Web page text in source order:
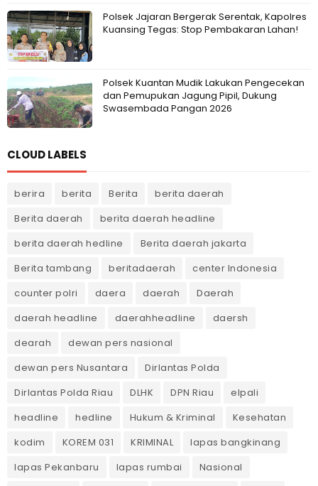
Polsek Jajaran Bergerak Serentak, Kapolres
Kuansing Tegas: Stop Pembakaran Lahan!
Polsek Kuantan Mudik Lakukan Pengecekan
dan Pemupukan Jagung Pipil, Dukung
Swasembada Pangan 2026
CLOUD LABELS
berira berita Berita
berita daerah
Berita daerah
berita daerah headline
berita daerah hedline
Berita daerah jakarta
Berita tambang
beritadaerah
center Indonesia
counter polri
daera daerah
Daerah
daerah headline
daerahheadline
daersh
dearah
dewan pers nasional
dewan pers Nusantara
Dirlantas Polda
Dirlantas Polda Riau
DLHK DPN Riau
elpali
headline
hedline Hukum & Kriminal
Kesehatan
kodim
KOREM 031 KRIMINAL
lapas bangkinang
lapas Pekanbaru
lapas rumbai
Nasional